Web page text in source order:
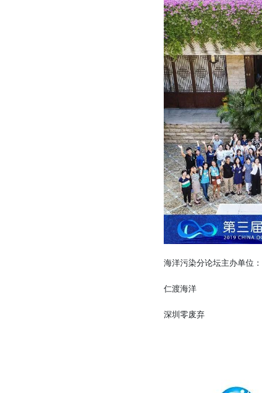
海洋污染分论坛主办单位：
仁渡海洋
深圳零废弃